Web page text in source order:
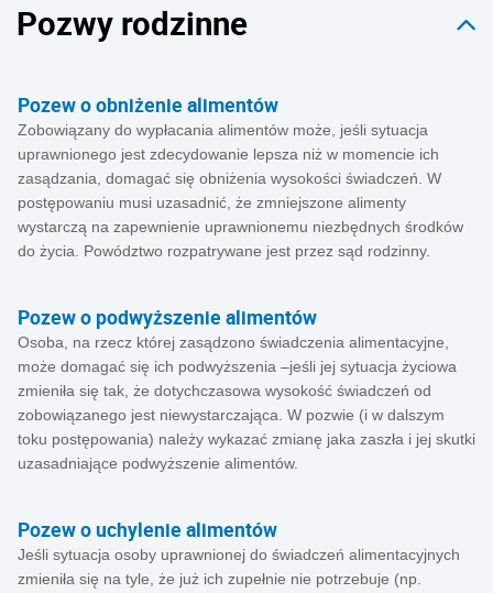
Pozwy rodzinne
Pozew o obniżenie alimentów
Zobowiązany do wypłacania alimentów może, jeśli sytuacja
uprawnionego jest zdecydowanie lepsza niż w momencie ich
zasądzania, domagać się obniżenia wysokości świadczeń. W
postępowaniu musi uzasadnić, że zmniejszone alimenty
wystarczą na zapewnienie uprawnionemu niezbędnych środków
do życia. Powództwo rozpatrywane jest przez sąd rodzinny.
Pozew o podwyższenie alimentów
Osoba, na rzecz której zasądzono świadczenia alimentacyjne,
może domagać się ich podwyższenia –jeśli jej sytuacja życiowa
zmieniła się tak, że dotychczasowa wysokość świadczeń od
zobowiązanego jest niewystarczająca. W pozwie (i w dalszym
toku postępowania) należy wykazać zmianę jaka zaszła i jej skutki
uzasadniające podwyższenie alimentów.
Pozew o uchylenie alimentów
Jeśli sytuacja osoby uprawnionej do świadczeń alimentacyjnych
zmieniła się na tyle, że już ich zupełnie nie potrzebuje (np.